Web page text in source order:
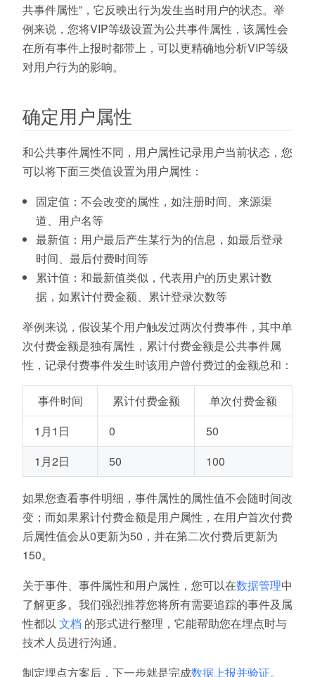
共事件属性”，它反映出行为发生当时用户的状态。举
例来说，您将VIP等级设置为公共事件属性，该属性会
在所有事件上报时都带上，可以更精确地分析VIP等级
对用户行为的影响。
确定用户属性
和公共事件属性不同，用户属性记录用户当前状态，您
可以将下面三类值设置为用户属性：
固定值：不会改变的属性，如注册时间、来源渠
道、用户名等
最新值：用户最后产生某行为的信息，如最后登录
时间、最后付费时间等
累计值：和最新值类似，代表用户的历史累计数
据，如累计付费金额、累计登录次数等
举例来说，假设某个用户触发过两次付费事件，其中单
次付费金额是独有属性，累计付费金额是公共事件属
性，记录付费事件发生时该用户曾付费过的金额总和：
事件时间 累计付费金额
单次付费金额
1月1日
0
50
1月2日
50 100
如果您查看事件明细，事件属性的属性值不会随时间改
变；而如果累计付费金额是用户属性，在用户首次付费
后属性值会从0更新为50，并在第二次付费后更新为
150。
关于事件、事件属性和用户属性，您可以在数据管理中
了解更多。我们强烈推荐您将所有需要追踪的事件及属
性都以 文档 的形式进行整理，它能帮助您在埋点时与
技术人员进行沟通。
制定埋点方案后，下一步就是完成数据上报并验证。